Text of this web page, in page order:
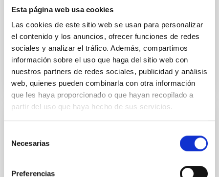
Esta página web usa cookies
Las cookies de este sitio web se usan para personalizar
el contenido y los anuncios, ofrecer funciones de redes
sociales y analizar el tráfico. Además, compartimos
información sobre el uso que haga del sitio web con
nuestros partners de redes sociales, publicidad y análisis
web, quienes pueden combinarla con otra información
que les haya proporcionado o que hayan recopilado a
partir del uso que haya hecho de sus servicios.
Necesarias
Preferencias
Museo de la Ciencia y el Cosmos (MCC) publican su
por el eclipse total de Sol el 12 de agosto, que
Date 12/29/2025
CALENDAR
Calendario astronómico 2025